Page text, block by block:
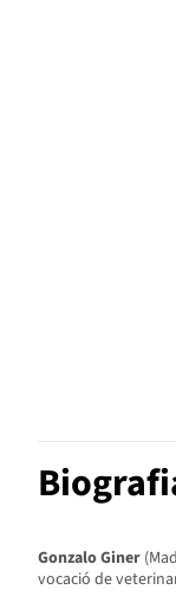
Gonzalo Giner
vocació de